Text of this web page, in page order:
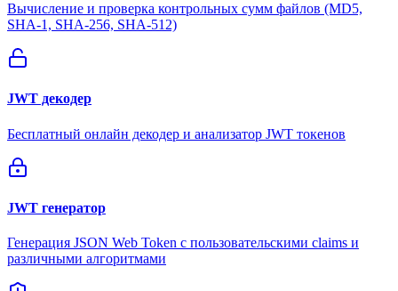
Вычисление и проверка контрольных сумм файлов (MD5,
SHA-1, SHA-256, SHA-512)
JWT декодер
Бесплатный онлайн декодер и анализатор JWT токенов
JWT генератор
Генерация JSON Web Token с пользовательскими claims и
различными алгоритмами